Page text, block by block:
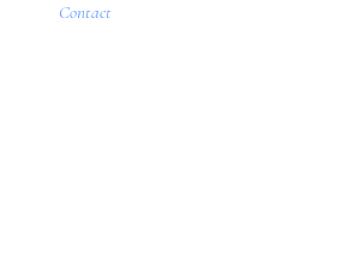
Contact